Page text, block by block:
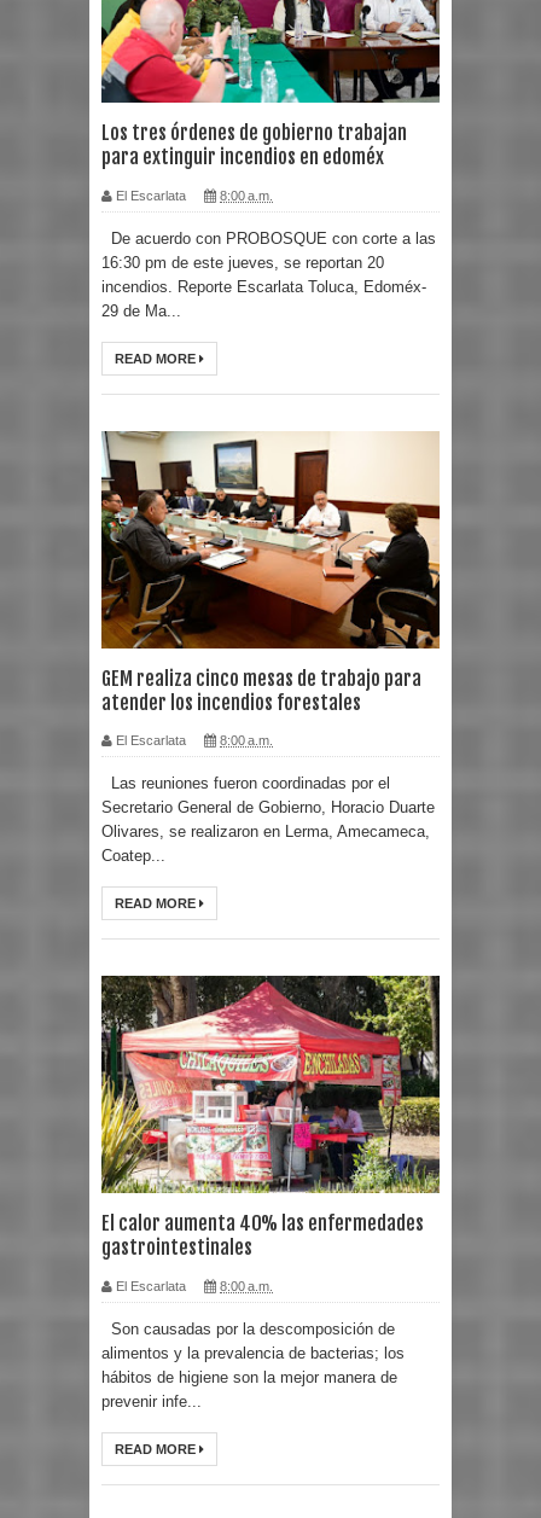
Los tres órdenes de gobierno trabajan
para extinguir incendios en edoméx
El Escarlata 8:00 a.m.
De acuerdo con PROBOSQUE con corte a las
16:30 pm de este jueves, se reportan 20
incendios. Reporte Escarlata Toluca, Edoméx-
29 de Ma...
READ MORE
GEM realiza cinco mesas de trabajo para
atender los incendios forestales
El Escarlata 8:00 a.m.
Las reuniones fueron coordinadas por el
Secretario General de Gobierno, Horacio Duarte
Olivares, se realizaron en Lerma, Amecameca,
Coatep...
READ MORE
El calor aumenta 40% las enfermedades
gastrointestinales
El Escarlata 8:00 a.m.
Son causadas por la descomposición de
alimentos y la prevalencia de bacterias; los
hábitos de higiene son la mejor manera de
prevenir infe...
READ MORE